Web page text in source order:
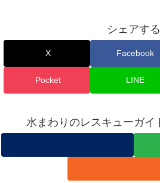
シェアする
X Facebook
Pocket LINE
水まわりのレスキューガイ